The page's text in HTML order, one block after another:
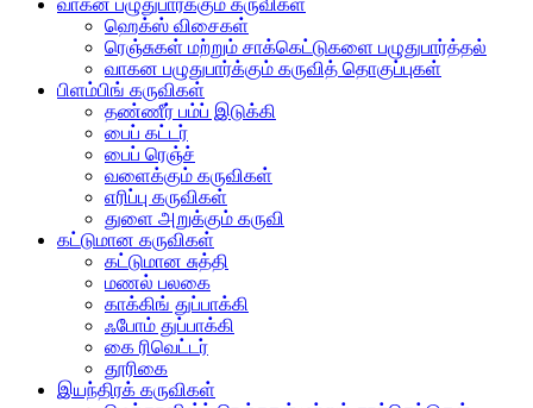
ஹெக்ஸ் விசைகள்
ரெஞ்சுகள் மற்றும் சாக்கெட்டுகளை பழுதுபார்த்தல்
வாகன பழுதுபார்க்கும் கருவித் தொகுப்புகள்
பிளம்பிங் கருவிகள்
தண்ணீர் பம்ப் இடுக்கி
பைப் கட்டர்
பைப் ரெஞ்ச்
வளைக்கும் கருவிகள்
எரிப்பு கருவிகள்
துளை அறுக்கும் கருவி
கட்டுமான கருவிகள்
கட்டுமான சுத்தி
மணல் பலகை
காக்கிங் துப்பாக்கி
ஃபோம் துப்பாக்கி
கை ரிவெட்டர்
தூரிகை
இயந்திரக் கருவிகள்